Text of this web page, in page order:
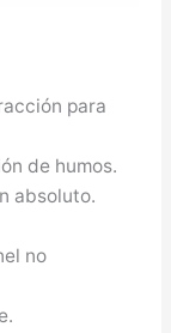
para
de humos.
absoluto.
no